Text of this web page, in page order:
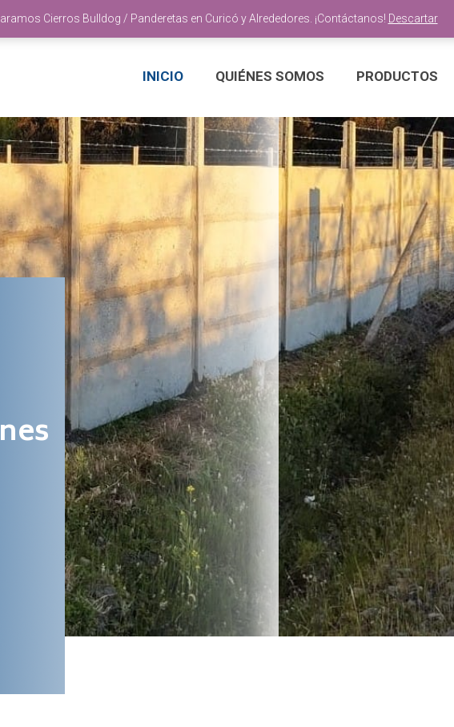
INICIO QUIÉNES SOMOS PRODUCTOS
Cierros Bulldog / Panderetas en Curicó y Alrededores. ¡Contáctanos! Descartar